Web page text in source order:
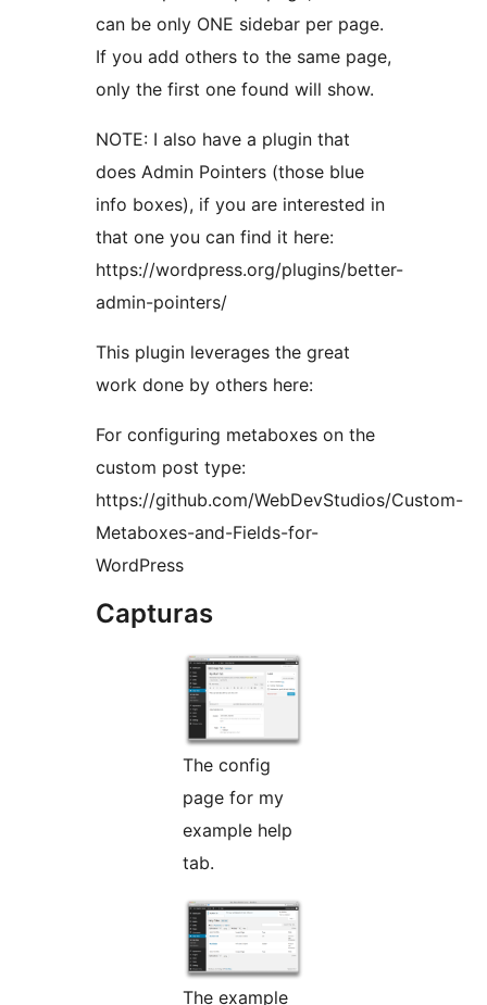
can be only ONE sidebar per page.
If you add others to the same page,
only the first one found will show.
NOTE: I also have a plugin that
does Admin Pointers (those blue
info boxes), if you are interested in
that one you can find it here:
https://wordpress.org/plugins/better-
admin-pointers/
This plugin leverages the great
work done by others here:
For configuring metaboxes on the
custom post type:
https://github.com/WebDevStudios/Custom-
Metaboxes-and-Fields-for-
WordPress
Capturas
The config
page for my
example help
tab.
The example